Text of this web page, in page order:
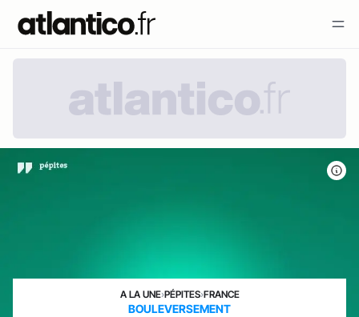
A LA UNE›PÉPITES›FRANCE
BOULEVERSEMENT